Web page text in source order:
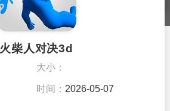
火柴人对决3d
大小：
时间： 2026-05-07